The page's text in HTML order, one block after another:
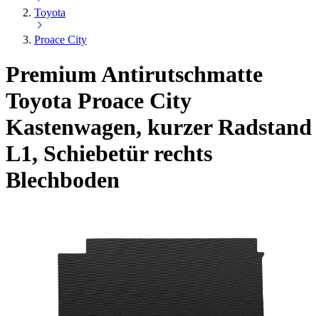
Toyota
Proace City
Premium Antirutschmatte
Toyota Proace City
Kastenwagen, kurzer Radstand
L1, Schiebetür rechts
Blechboden